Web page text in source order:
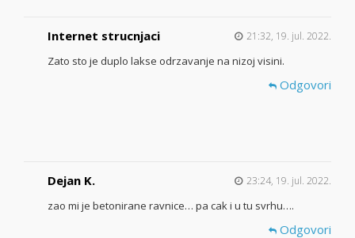
Internet strucnjaci 21:32, 19. jul. 2022.
Zato sto je duplo lakse odrzavanje na nizoj visini.
Odgovori
Dejan K. 23:24, 19. jul. 2022.
zao mi je betonirane ravnice… pa cak i u tu svrhu….
Odgovori